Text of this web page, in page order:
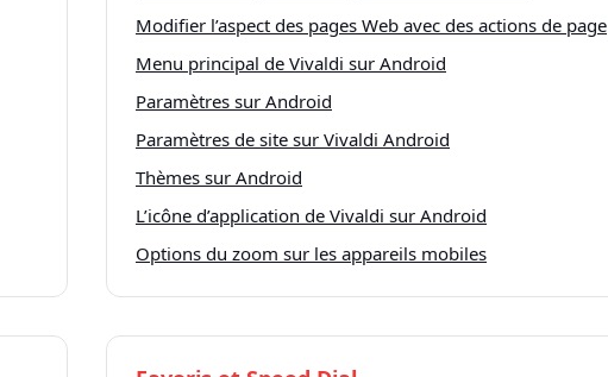
Modifier l’aspect des pages Web avec des actions de page
Menu principal de Vivaldi sur Android
Paramètres sur Android
Paramètres de site sur Vivaldi Android
Thèmes sur Android
L’icône d’application de Vivaldi sur Android
Options du zoom sur les appareils mobiles